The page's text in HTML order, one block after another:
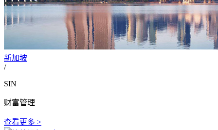
新加坡
/
SIN
财富管理
查看更多 >